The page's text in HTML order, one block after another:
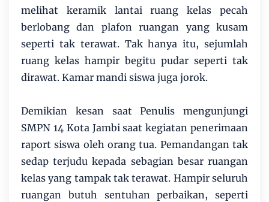
melihat keramik lantai ruang kelas pecah
berlobang dan plafon ruangan yang kusam
seperti tak terawat. Tak hanya itu, sejumlah
ruang kelas hampir begitu pudar seperti tak
dirawat. Kamar mandi siswa juga jorok.
Demikian kesan saat Penulis mengunjungi
SMPN 14 Kota Jambi saat kegiatan penerimaan
raport siswa oleh orang tua. Pemandangan tak
sedap terjudu kepada sebagian besar ruangan
kelas yang tampak tak terawat. Hampir seluruh
ruangan butuh sentuhan perbaikan, seperti